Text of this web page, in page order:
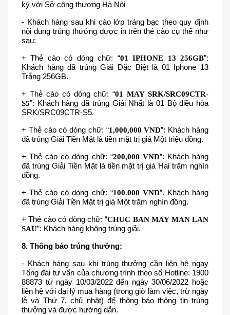
ký với Sở công thương Hà Nội
- Khách hàng sau khi cào lớp tráng bạc theo quy định
nội dung trúng thưởng được in trên thẻ cào cụ thể như
sau:
+ Thẻ cào có dòng chữ: “01 IPHONE 13 256GB”:
Khách hàng đã trúng Giải Đặc Biệt là 01 Iphone 13
Trắng 256GB.
+ Thẻ cào có dòng chữ: “01 MAY SRK/SRC09CTR-
S5”: Khách hàng đã trúng Giải Nhất là 01 Bộ điều hòa
SRK/SRC09CTR-S5.
+ Thẻ cào có dòng chữ: “1,000,000 VND”: Khách hàng
đã trúng Giải Tiền Mặt là tiền mặt trị giá Một triệu đồng.
+ Thẻ cào có dòng chữ: “200,000 VND”: Khách hàng
đã trúng Giải Tiền Mặt là tiền mặt trị giá Hai trăm nghìn
đồng.
+ Thẻ cào có dòng chữ: “100.000 VND”. Khách hàng
đã trúng Giải Tiền Mặt trị giá Một trăm nghìn đồng.
+ Thẻ cào có dòng chữ: “CHUC BAN MAY MAN LAN
SAU”: Khách hàng không trúng giải.
8. Thông báo trúng thưởng:
- Khách hàng sau khi trúng thưởng cần liên hệ ngay
Tổng đài tư vấn của chương trình theo số Hotline: 1900
88873 từ ngày 10/03/2022 đến ngày 30/06/2022 hoặc
liên hệ với đại lý mua hàng (trong giờ làm việc, trừ ngày
lễ và Thứ 7, chủ nhật) để thông báo thông tin trúng
thưởng và được hướng dẫn.